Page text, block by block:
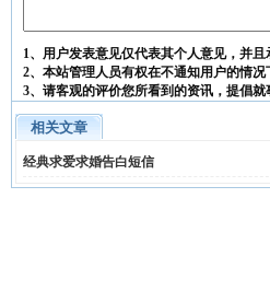
1、用户发表意见仅代表其个人意见，并
2、本站管理人员有权在不通知用户的情
3、请客观的评价您所看到的资讯，提倡
相关文章
经典求爱求婚告白短信